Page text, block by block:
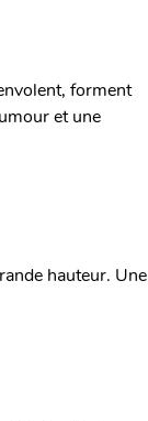
forment
et une
hauteur. Une